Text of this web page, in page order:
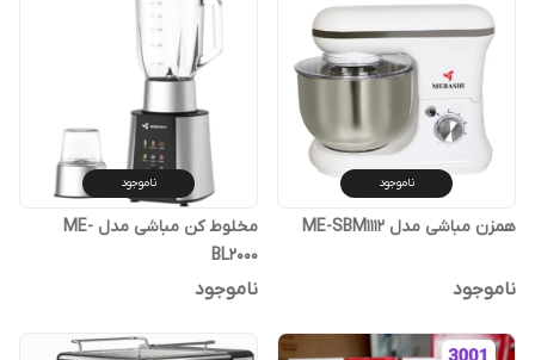
ناموجود
همزن مباشی مدل ME-SBM1112
ناموجود
ناموجود
مخلوط کن مباشی مدل ME-
BL2000
ناموجود